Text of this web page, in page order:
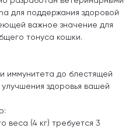
для поддержания здоровой
важное значение для
тонуса кошки.
иммунитета до блестящей
здоровья вашей
веса (4 кг) требуется 3